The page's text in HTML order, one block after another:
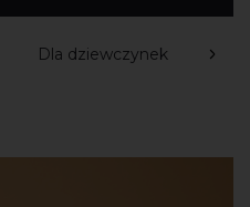
Dla dziewczynek